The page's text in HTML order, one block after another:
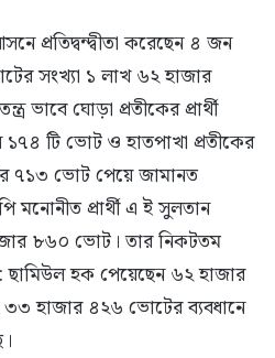
প্রতিদ্বন্দ্বীতা করেছেন ৪ জন
সংখ্যা ১ লাখ ৬২ হাজার
ভাবে ঘোড়া প্রতীকের প্রার্থী
টি ভোট ও হাতপাখা প্রতীকের
৭১৩ ভোট পেয়ে জামানত
মনোনীত প্রার্থী এ ই সুলতান
৮৬০ ভোট। তার নিকটতম
মো: ছামিউল হক পেয়েছেন ৬২ হাজার
৩৩ হাজার ৪২৬ ভোটের ব্যবধানে